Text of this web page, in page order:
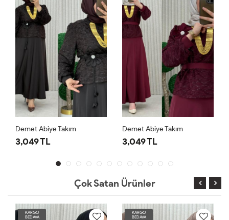
Demet Abiye Takım
3,049 TL
Demet Abiye Takım
3,049 TL
Çok Satan Ürünler
KARGO
BEDAVA
KARGO
BEDAVA